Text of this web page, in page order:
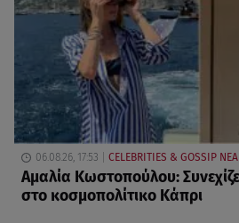
06.08.26, 17:53 CELEBRITIES & GOSSIP ΝΕΑ
Αμαλία Κωστοπούλου:
στο κοσμοπολίτικο Κάπρι